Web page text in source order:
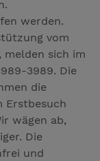
werden.
vom
melden sich im
3989. Die
die
Erstbesuch
wägen ab,
Die
und